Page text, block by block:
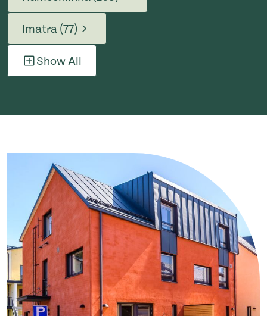
Imatra (77)
Show All